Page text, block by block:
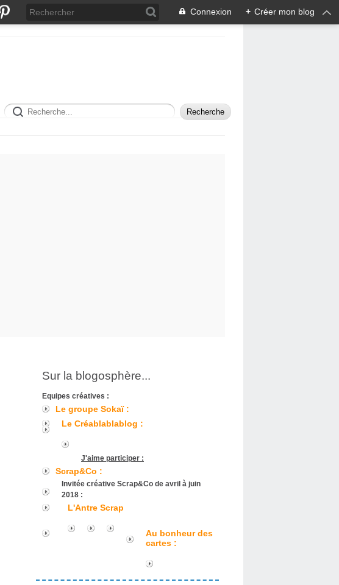
Connexion + Créer mon blog
Sur la blogosphère...
Equipes créatives :
Le groupe Sokaï :
Le Créablablablog :
J'aime participer :
Scrap&Co :
Invitée créative Scrap&Co de avril à juin
2018 :
L'Antre Scrap
Au bonheur des
cartes :